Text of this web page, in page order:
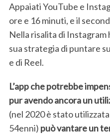
Appaiati YouTube e
ore e 16 minuti, e il
Nella risalita di Instagram
sua strategia di puntare
e di Reel.
L’app che potrebbe
pur avendo ancora un
(nel 2020 è stato
54enni) può vantare un